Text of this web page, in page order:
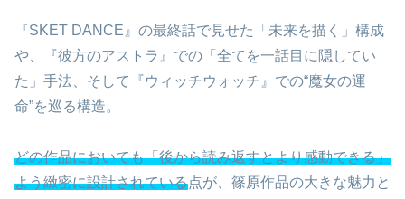
『SKET DANCE』の最終話で見せた「未来を描く」構成
や、『彼方のアストラ』での「全てを一話目に隠してい
た」手法、そして『ウィッチウォッチ』での“魔女の運
命”を巡る構造。
どの作品においても「後から読み返すとより感動できる」
よう緻密に設計されている点が、篠原作品の大きな魅力と